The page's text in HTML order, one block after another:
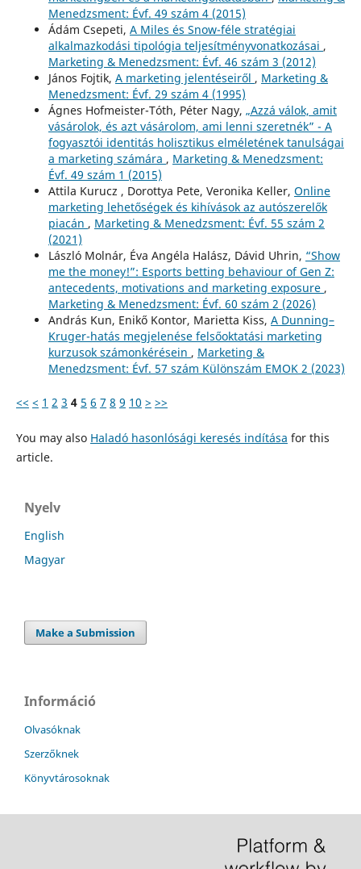
Menedzsment: Évf. 49 szám 4 (2015)
Ádám Csepeti, A Miles és Snow-féle stratégiai
alkalmazkodási tipológia teljesítményvonatkozásai ,
Marketing & Menedzsment: Évf. 46 szám 3 (2012)
János Fojtik, A marketing jelentéseiről , Marketing &
Menedzsment: Évf. 29 szám 4 (1995)
Ágnes Hofmeister-Tóth, Péter Nagy, „Azzá válok, amit
vásárolok, és azt vásárolom, ami lenni szeretnék” - A
fogyasztói identitás holisztikus elméletének tanulságai
a marketing számára , Marketing & Menedzsment:
Évf. 49 szám 1 (2015)
Attila Kurucz , Dorottya Pete, Veronika Keller, Online
marketing lehetőségek és kihívások az autószerelők
piacán , Marketing & Menedzsment: Évf. 55 szám 2
(2021)
László Molnár, Éva Angéla Halász, Dávid Uhrin, “Show
me the money!”: Esports betting behaviour of Gen Z:
antecedents, motivations and marketing exposure ,
Marketing & Menedzsment: Évf. 60 szám 2 (2026)
András Kun, Enikő Kontor, Marietta Kiss, A Dunning–
Kruger-hatás megjelenése felsőoktatási marketing
kurzusok számonkérésein , Marketing &
Menedzsment: Évf. 57 szám Különszám EMOK 2 (2023)
<< < 1 2 3 4 5 6 7 8 9 10 > >>
You may also Haladó hasonlósági keresés indítása for this
article.
Nyelv
English
Magyar
Make a Submission
Információ
Olvasóknak
Szerzőknek
Könyvtárosoknak